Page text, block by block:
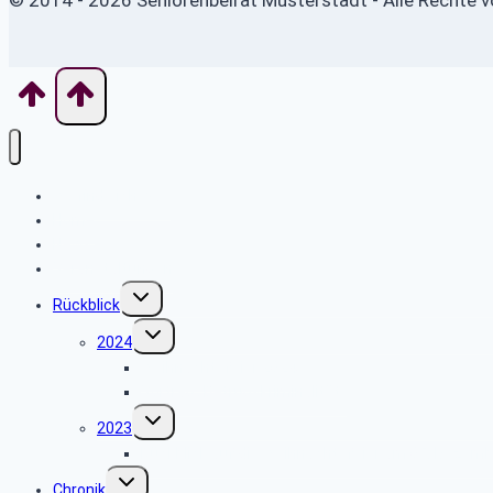
Rückblick
Untermenü
umschalten
2024
Untermenü
umschalten
2023
Untermenü
umschalten
Untermenü